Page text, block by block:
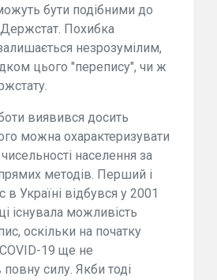
бути подібними до
Похибка
незрозумілим,
цього "перепису", чи ж
виявився досить
можна охарактеризувати
населення за
методів. Перший і
Україні відбувся у 2001
існувала можливість
оскільки на початку
19 ще не
силу. Якби тоді